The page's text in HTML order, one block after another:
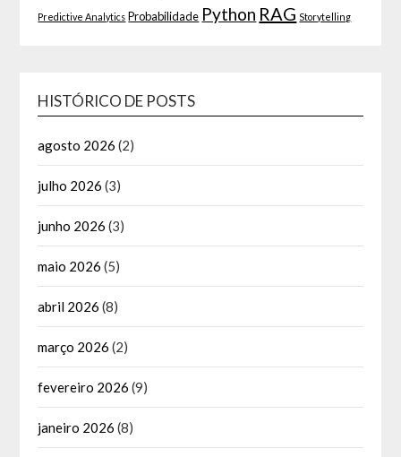
Predictive Analytics Probabilidade Python RAG Storytelling
HISTÓRICO DE POSTS
agosto 2026 (2)
julho 2026 (3)
junho 2026 (3)
maio 2026 (5)
abril 2026 (8)
março 2026 (2)
fevereiro 2026 (9)
janeiro 2026 (8)